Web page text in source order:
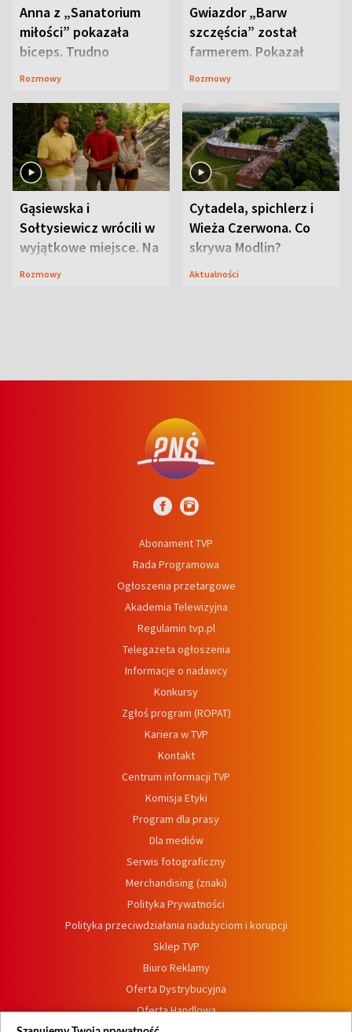
Anna z „Sanatorium
miłości” pokazała
biceps. Trudno
uwierzyć, co przeszła
Rozmowy
Gwiazdor „Barw
szczęścia” został
farmerem. Pokazał
swoje niezwykłe
Rozmowy
Gąsiewska i
Sołtysiewicz wrócili w
wyjątkowe miejsce. Na
szlaku czekał
Rozmowy
Cytadela, spichlerz i
Wieża Czerwona. Co
skrywa Modlin?
Aktualności
Abonament TVP
Rada Programowa
Ogłoszenia przetargowe
Akademia Telewizyjna
Regulamin tvp.pl
Telegazeta ogłoszenia
Informacje o nadawcy
Konkursy
Zgłoś program (ROPAT)
Kariera w TVP
Kontakt
Centrum informacji TVP
Komisja Etyki
Program dla prasy
Dla mediów
Serwis fotograficzny
Merchandising (znaki)
Polityka Prywatności
Polityka przeciwdziałania nadużyciom i korupcji
Sklep TVP
Biuro Reklamy
Oferta Dystrybucyjna
Oferta Handlowa